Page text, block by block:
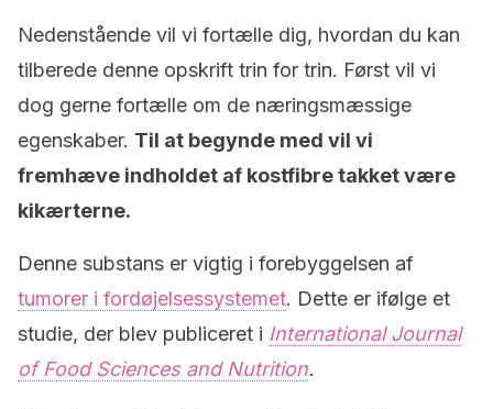
Nedenstående vil vi fortælle dig, hvordan du kan
tilberede denne opskrift trin for trin. Først vil vi
dog gerne fortælle om de næringsmæssige
egenskaber. Til at begynde med vil vi
fremhæve indholdet af kostfibre takket være
kikærterne.
Denne substans er vigtig i forebyggelsen af
tumorer i fordøjelsessystemet. Dette er ifølge et
studie, der blev publiceret i International Journal
of Food Sciences and Nutrition.